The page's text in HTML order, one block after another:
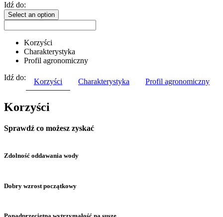
Idź do:
Select an option
Korzyści
Charakterystyka
Profil agronomiczny
Idź do:
Korzyści Charakterystyka Profil agronomiczny
Korzyści
Sprawdź co możesz zyskać
Zdolność oddawania wody
Dobry wzrost początkowy